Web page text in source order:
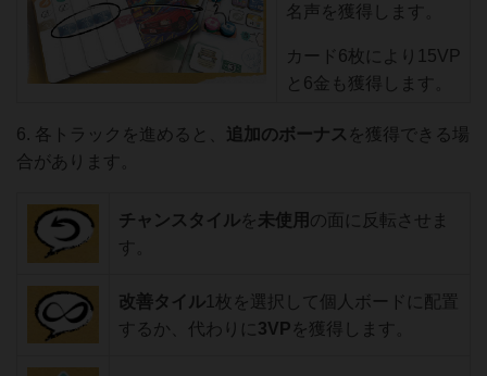
名声を獲得します。
カード6枚により15VP
と6金も獲得します。
6. 各トラックを進めると、 追加のボーナス を獲得できる場
合があります。
チャンスタイルを未使用 の面に反転させま
す。
改善タイル1枚を選択して個人ボードに配置
するか、代わりに 3VP を獲得します。